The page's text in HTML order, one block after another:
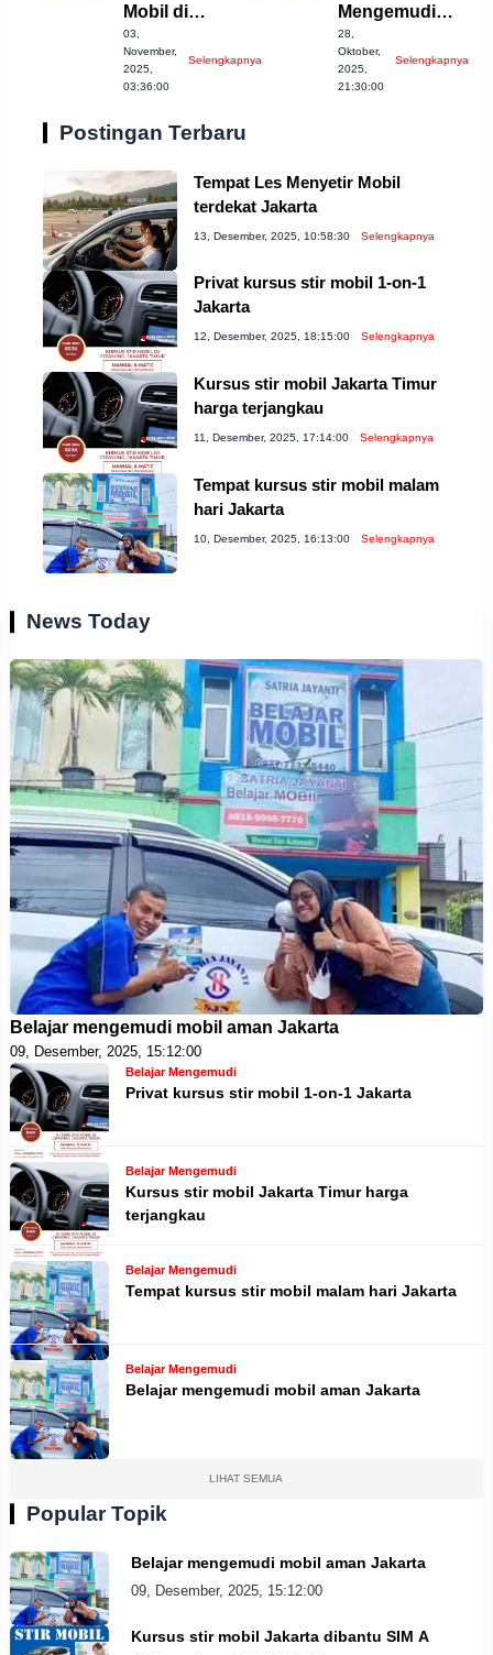
Mobil di
Tasikmalaya
yang Wajib
Dicoba!
03,
November,
2025,
03:36:00
Selengkapnya
Mengemudi
Mobil Terbaik di
Cilegon
28,
Oktober,
2025,
21:30:00
Selengkapnya
Postingan Terbaru
Tempat Les Menyetir Mobil
terdekat Jakarta
13, Desember, 2025, 10:58:30 Selengkapnya
Privat kursus stir mobil 1-on-1
Jakarta
12, Desember, 2025, 18:15:00 Selengkapnya
Kursus stir mobil Jakarta Timur
harga terjangkau
11, Desember, 2025, 17:14:00 Selengkapnya
Tempat kursus stir mobil malam
hari Jakarta
10, Desember, 2025, 16:13:00 Selengkapnya
News Today
Belajar mengemudi mobil aman Jakarta
09, Desember, 2025, 15:12:00
Belajar Mengemudi
Privat kursus stir mobil 1-on-1 Jakarta
Belajar Mengemudi
Kursus stir mobil Jakarta Timur harga
terjangkau
Belajar Mengemudi
Tempat kursus stir mobil malam hari Jakarta
Belajar Mengemudi
Belajar mengemudi mobil aman Jakarta
LIHAT SEMUA
Popular Topik
Belajar mengemudi mobil aman Jakarta
09, Desember, 2025, 15:12:00
Kursus stir mobil Jakarta dibantu SIM A